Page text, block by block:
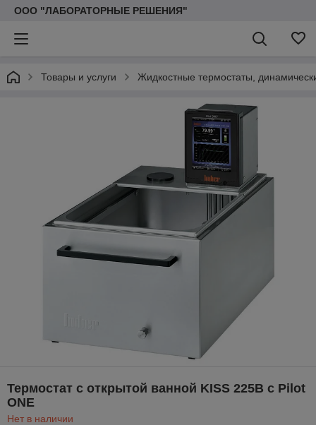
ООО "ЛАБОРАТОРНЫЕ РЕШЕНИЯ"
Товары и услуги Жидкостные термостаты,
Термостат с открытой ванной KISS 225B с Pilot
ONE
Нет в наличии